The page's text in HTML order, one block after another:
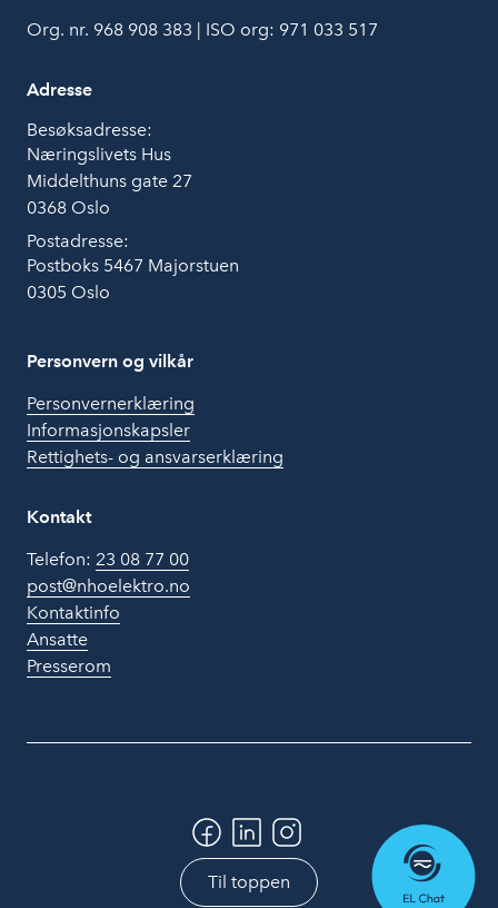
Org. nr. 968 908 383 | ISO org: 971 033 517
Adresse
Besøksadresse:
Næringslivets Hus
Middelthuns gate 27
0368 Oslo
Postadresse:
Postboks 5467 Majorstuen
0305 Oslo
Personvern og vilkår
Personvernerklæring
Informasjonskapsler
Rettighets- og ansvarserklæring
Kontakt
Telefon: 23 08 77 00
post@nhoelektro.no
Kontaktinfo
Ansatte
Presserom
Til toppen